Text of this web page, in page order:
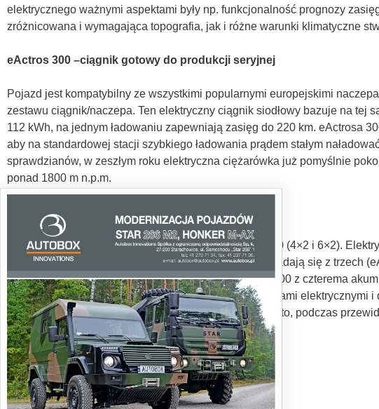
elektrycznego ważnymi aspektami były np. funkcjonalność prognozy
zróżnicowana i wymagająca topografia, jak i różne warunki klimatyczne
eActros 300 –ciągnik gotowy do produkcji seryjnej
Pojazd jest kompatybilny ze wszystkimi popularnymi europejskimi
zestawu ciągnik/naczepa. Ten elektryczny ciągnik siodłowy bazuje na tej
112 kWh, na jednym ładowaniu zapewniają zasięg do 220 km. eActrosa
aby na standardowej stacji szybkiego ładowania prądem stałym
sprawdzianów, w zeszłym roku elektryczna ciężarówka już pomyślnie
ponad 1800 m n.p.m.
eActros 300/400
Ciągnikowi eActros 300 towarzyszyły dwa eActrosy 300 (4×2 i 6×2).
zakładzie w Wörth od 2021 roku. Jego akumulatory składają się z
pojemność zainstalowaną 112 kWh. Zasięg eActrosa 400 z czterema
elektryczna sztywna oś z dwoma zintegrowanymi silnikami elektrycznymi
wyjściową 330 kW oraz moc szczytową 400 kW. Ponadto, podczas
Tekst: Jarosław Brach
Zdjęcia: Producent